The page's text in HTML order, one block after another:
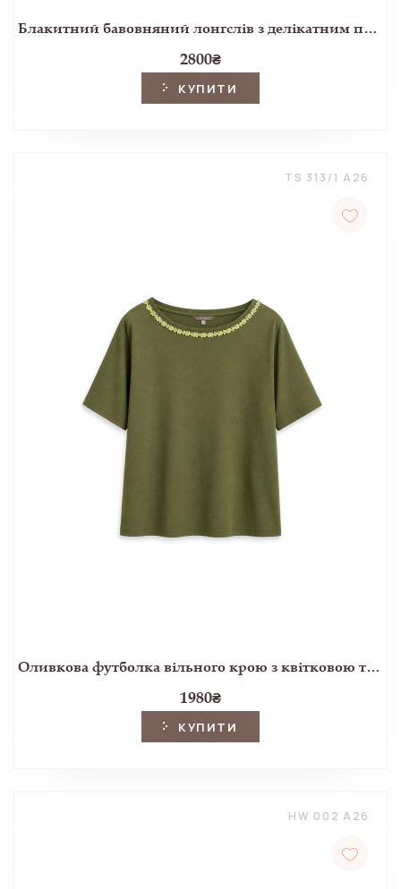
Блакитний бавовняний лонгслів з делікатним принтом
2800₴
КУПИТИ
TS 313/1 A26
Оливкова футболка вільного крою з квітковою тасьмою
1980₴
КУПИТИ
HW 002 A26